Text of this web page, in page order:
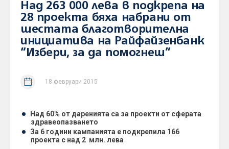
Над 263 000 лева в подкрепа на
28 проекта бяха набрани от
шестата благотворителна
инициатива на Райфайзенбанк
“Избери, за да помогнеш”
18 февруари 2015
Над 60% от даренията са за проекти от сферата
здравеопазването
За 6 години кампанията е подкрепила 166
проекта с над 2 млн. лева